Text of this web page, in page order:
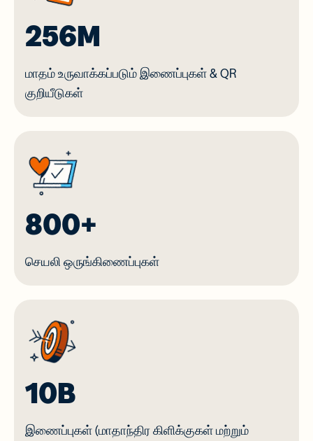
256M
மாதம் உருவாக்கப்படும் இணைப்புகள் & QR
குறியீடுகள்
800+
செயலி ஒருங்கிணைப்புகள்
10B
இணைப்புகள் (மாதாந்திர கிளிக்குகள் மற்றும்